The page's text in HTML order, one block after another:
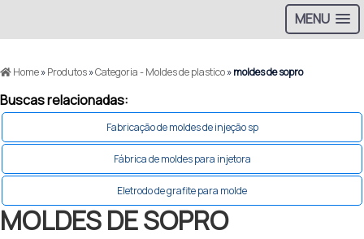
MENU
Home»Produtos»Categoria - Moldes de plastico»moldes de sopro
Buscas relacionadas:
Fabricação de moldes de injeção sp
Fábrica de moldes para injetora
Eletrodo de grafite para molde
MOLDES DE SOPRO